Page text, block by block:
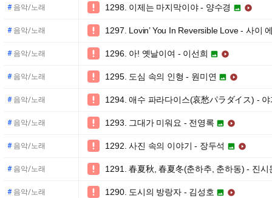
#음악/노래  1298. 이제는 마지막이야 - 양수경  
#음악/노래  1297. Lovin’ You In Reversible Love - 사이
#음악/노래  1296. 아! 옛날이여 - 이선희  
#음악/노래  1295. 도심 속의 인형 - 원미연  
#음악/노래  1294. 애수 파라다이스(哀愁パラダイス) -
#음악/노래  1293. 그대가 미워요 - 전영록  
#음악/노래  1292. 사진 속의 이야기 - 장두석  
#음악/노래  1291. 春夏秋, 春夏冬(춘하추, 춘하동) - 진시
#음악/노래  1290. 도시의 방랑자 - 김성호  